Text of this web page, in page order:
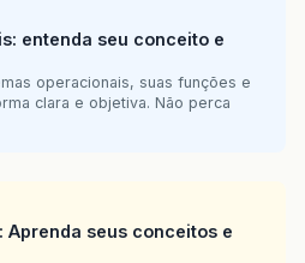
entenda seu conceito e
operacionais, suas funções e
clara e objetiva. Não perca
Aprenda seus conceitos e